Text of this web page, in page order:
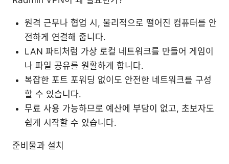
원격 근무나 협업 시, 물리적으로 떨어진 컴퓨터를 안
전하게 연결해 줍니다.
LAN 파티처럼 가상 로컬 네트워크를 만들어 게임이
나 파일 공유를 원활하게 합니다.
복잡한 포트 포워딩 없이도 안전한 네트워크를 구성
할 수 있습니다.
무료 사용 가능하므로 예산에 부담이 없고, 초보자도
쉽게 시작할 수 있습니다.
준비물과 설치